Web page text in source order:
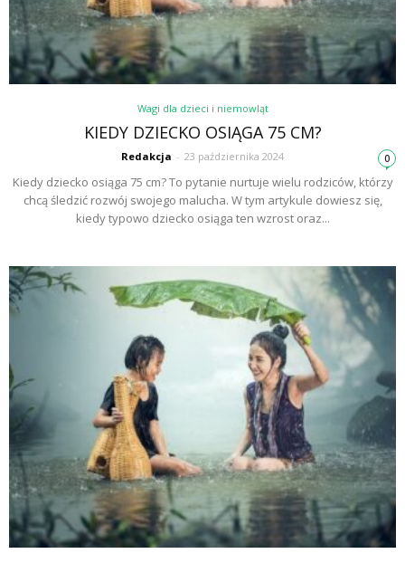
Wagi dla dzieci i niemowląt
KIEDY DZIECKO OSIĄGA 75 CM?
Redakcja - 23 października 2024 0
Kiedy dziecko osiąga 75 cm? To pytanie nurtuje wielu rodziców, którzy
chcą śledzić rozwój swojego malucha. W tym artykule dowiesz się,
kiedy typowo dziecko osiąga ten wzrost oraz...